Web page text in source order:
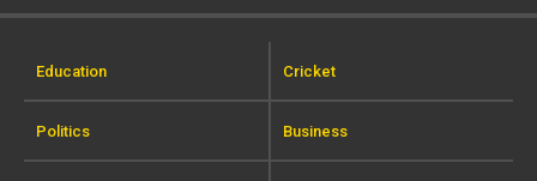
Education Cricket
Politics Business